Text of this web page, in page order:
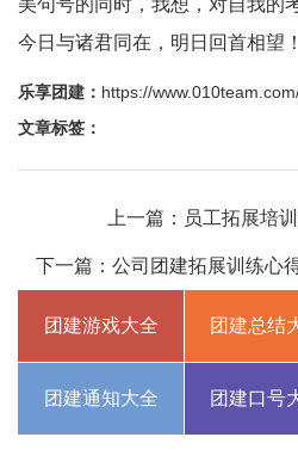
美句号的同时，我想，对自我的
今日与诸君同在，明日回首相望！
乐享团建： https://
文章标签：
上一篇： 员工拓展培
下一篇： 公司团建拓展训练心
团建游戏大全 团建总结
团建通知大全 团建口号